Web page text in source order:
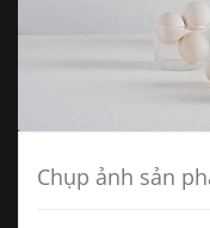
Chụp ảnh sản